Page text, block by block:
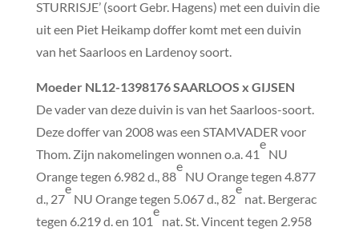
STURRISJE’ (soort Gebr. Hagens) met een duivin die
uit een Piet Heikamp doffer komt met een duivin
van het Saarloos en Lardenoy soort.
MoederNL12-1398176 SAARLOOS x GIJSEN
De vader van deze duivin is van het Saarloos-soort.
Deze doffer van 2008 was een STAMVADER voor
Thom. Zijn nakomelingen wonnen o.a. 41
e
NU
Orange tegen 6.982 d., 88
e
NU Orange tegen 4.877
d., 27
e
NU Orange tegen 5.067 d., 82
e
nat. Bergerac
tegen 6.219 d. en 101
e
nat. St. Vincent tegen 2.958